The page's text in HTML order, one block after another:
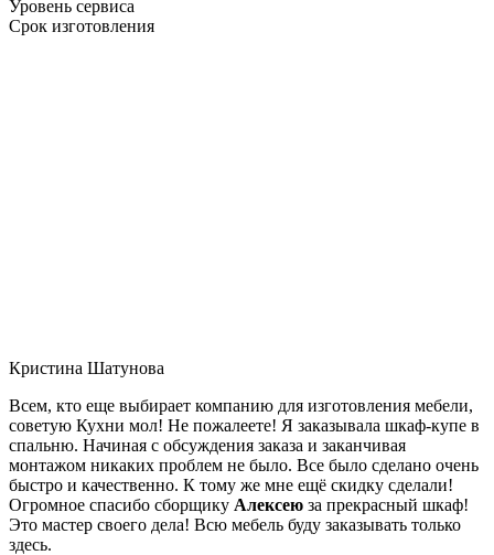
Уровень сервиса
Срок изготовления
Кристина Шатунова
Всем, кто еще выбирает компанию для изготовления мебели,
советую Кухни мол! Не пожалеете! Я заказывала шкаф-купе в
спальню. Начиная с обсуждения заказа и заканчивая
монтажом никаких проблем не было. Все было сделано очень
быстро и качественно. К тому же мне ещё скидку сделали!
Огромное спасибо сборщику Алексею за прекрасный шкаф!
Это мастер своего дела! Всю мебель буду заказывать только
здесь.